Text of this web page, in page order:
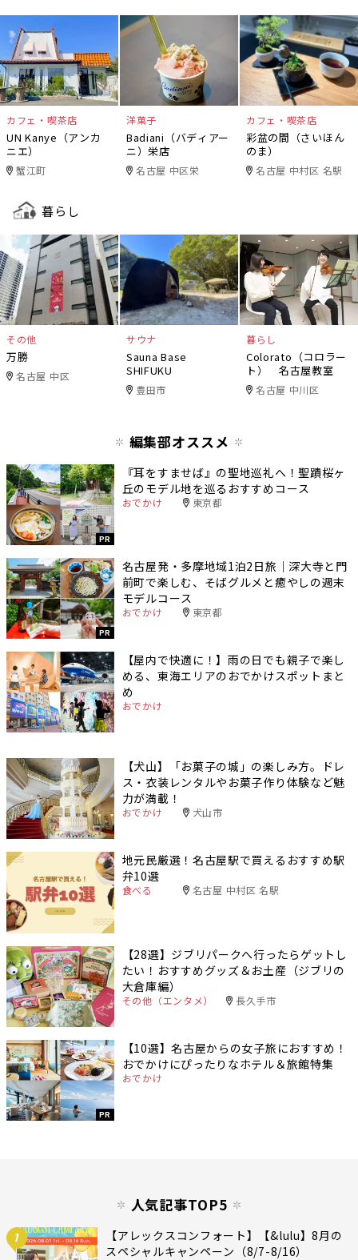
カフェ・喫茶店
UN Kanye（アンカ
ニエ）
蟹江町
洋菓子
Badiani（バディアー
ニ）栄店
名古屋 中区栄
カフェ・喫茶店
彩盆の間（さいほん
のま）
名古屋 中村区 名駅
暮らし
その他
万勝
名古屋 中区
サウナ
Sauna Base
SHIFUKU
豊田市
暮らし
Colorato（コロラー
ト） 名古屋教室
名古屋 中川区
編集部オススメ
PR
『耳をすませば』の聖地巡礼へ！聖蹟桜ヶ
丘のモデル地を巡るおすすめコース
おでかけ 東京都
PR
名古屋発・多摩地域1泊2日旅｜深大寺と門
前町で楽しむ、そばグルメと癒やしの週末
モデルコース
おでかけ 東京都
【屋内で快適に！】雨の日でも親子で楽し
める、東海エリアのおでかけスポットまと
め
おでかけ
【犬山】「お菓子の城」の楽しみ方。ドレ
ス・衣装レンタルやお菓子作り体験など魅
力が満載！
おでかけ 犬山市
地元民厳選！名古屋駅で買えるおすすめ駅
弁10選
食べる 名古屋 中村区 名駅
【28選】ジブリパークへ行ったらゲットし
たい！おすすめグッズ＆お土産（ジブリの
大倉庫編）
その他（エンタメ） 長久手市
PR
【10選】名古屋からの女子旅におすすめ！
おでかけにぴったりなホテル＆旅館特集
おでかけ
人気記事TOP5
1
【アレックスコンフォート】【&lulu】8月の
スペシャルキャンペーン（8/7-8/16）